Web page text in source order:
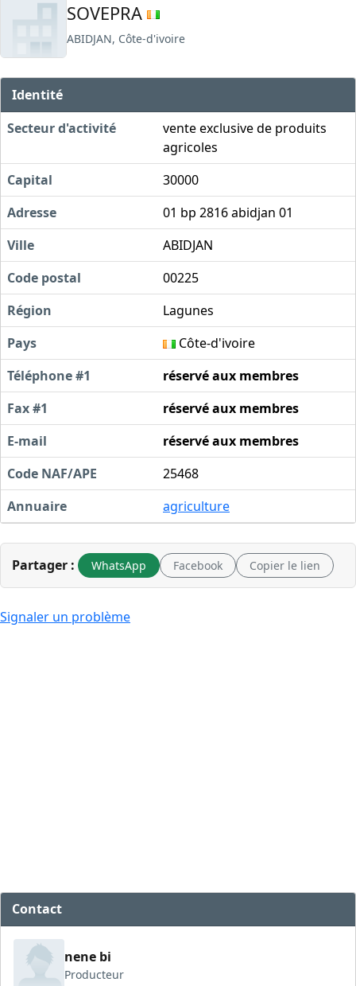
SOVEPRA
ABIDJAN, Côte-d'ivoire
Identité
Secteur d'activité
vente exclusive de produits
agricoles
Capital
30000
Adresse
01 bp 2816 abidjan 01
Ville
ABIDJAN
Code postal
00225
Région
Lagunes
Pays
Côte-d'ivoire
Téléphone #1
réservé aux membres
Fax #1
réservé aux membres
E-mail
réservé aux membres
Code NAF/APE
25468
Annuaire
agriculture
Partager : WhatsApp Facebook Copier le lien
Signaler un problème
Contact
nene bi
Producteur